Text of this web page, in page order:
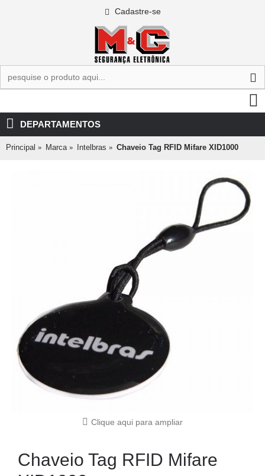
Cadastre-se
DEPARTAMENTOS
Principal Marca Intelbras Chaveio Tag RFID Mifare XID1000
Clique aqui para ampliar
Chaveio Tag RFID Mifare